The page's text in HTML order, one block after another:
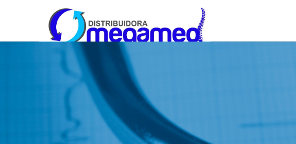
OmegaMed Sureste
OmegaMed Sureste